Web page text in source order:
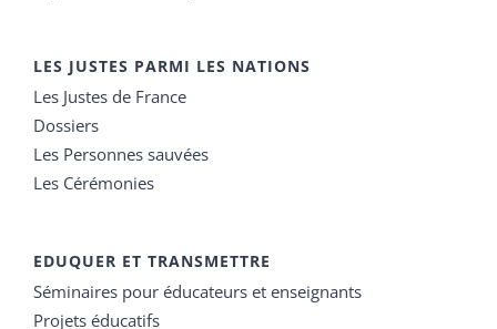
LES JUSTES PARMI LES NATIONS
Les Justes de France
Dossiers
Les Personnes sauvées
Les Cérémonies
EDUQUER ET TRANSMETTRE
Séminaires pour éducateurs et enseignants
Projets éducatifs